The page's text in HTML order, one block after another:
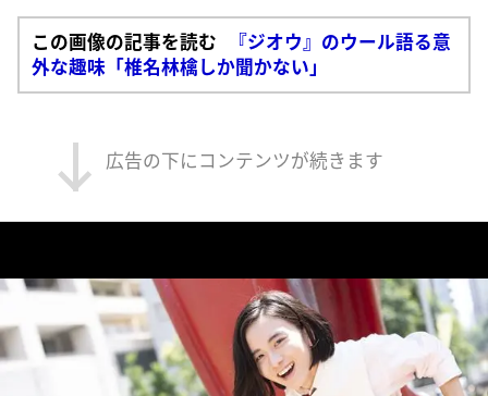
この画像の記事を読む
『ジオウ』のウール語る意
外な趣味「椎名林檎しか聞かない」
広告の下にコンテンツが続きます